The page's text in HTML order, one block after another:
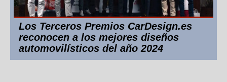
Los Terceros Premios CarDesign.es
reconocen a los mejores diseños
automovilísticos del año 2024